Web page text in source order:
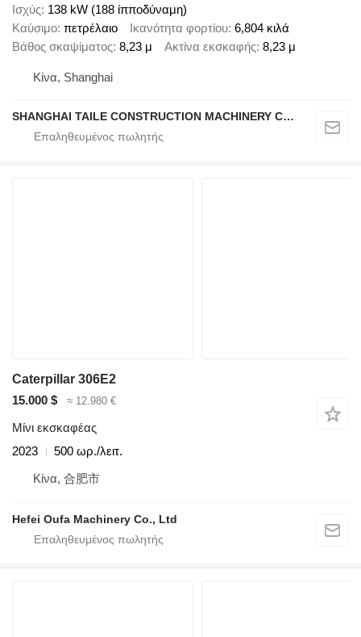
Ισχύς 138 kW (188 ίπποδύναμη)
Καύσιμο πετρέλαιο Ικανότητα φορτίου 6,804 κιλά
Βάθος σκαψίματος 8,23 μ Ακτίνα εκσκαφής 8,23 μ
Κίνα, Shanghai
SHANGHAI TAILE CONSTRUCTION MACHINERY CO.,LID
Caterpillar 306E2
15.000 $
≈ 12.980 €
Μίνι εκσκαφέας
2023
500 ωρ./λειτ.
Κίνα, 合肥市
Hefei Oufa Machinery Co., Ltd